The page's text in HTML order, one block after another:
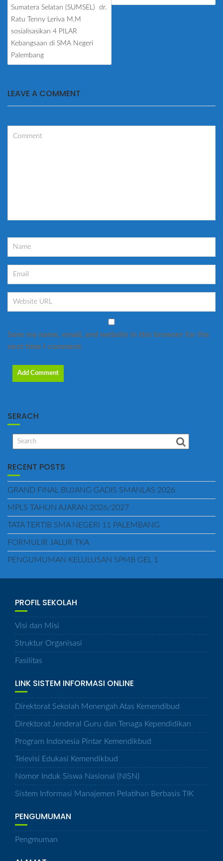
Sumatera Selatan (SUMSEL) dr.
Ratu Tenny Leriva M.M
sosialisasikan 4 PILAR
Kebangsaan di SMA Negeri
Palembang
LEAVE A COMMENT
Save my name, email, and website in this browser for the
next time I comment.
SERACH
RECENT POSTS
GRAND FINAL BUJANG GADIS SMANLAS 2026
MPLS TAHUN AJARAN 2026/2027
TATA TERTIB SMA NEGERI 11 PALEMBANG
FORMULIR JALUR TKA
PENGUMUMAN KELULUSAN SPMB GEL 1
PROFIL SEKOLAH
Visi dan Misi
Struktur Organisasi
Fasilitas
LINK SISTEM INFORMASI ONLINE
Direktorat Sekolah Menengah Atas Kemendibud
Direktorat Jenderal Guru dan Tenaga Kependidikan
Program Indonesia Pintar Kemendikbud
Televisi Edukasi Kemendikbud
Nomor Induk Siswa Nasional (NISN)
Sistem Informasi Manajemen Pelatihan Berbasis TIK
PENGUMUMAN
Pengmuman